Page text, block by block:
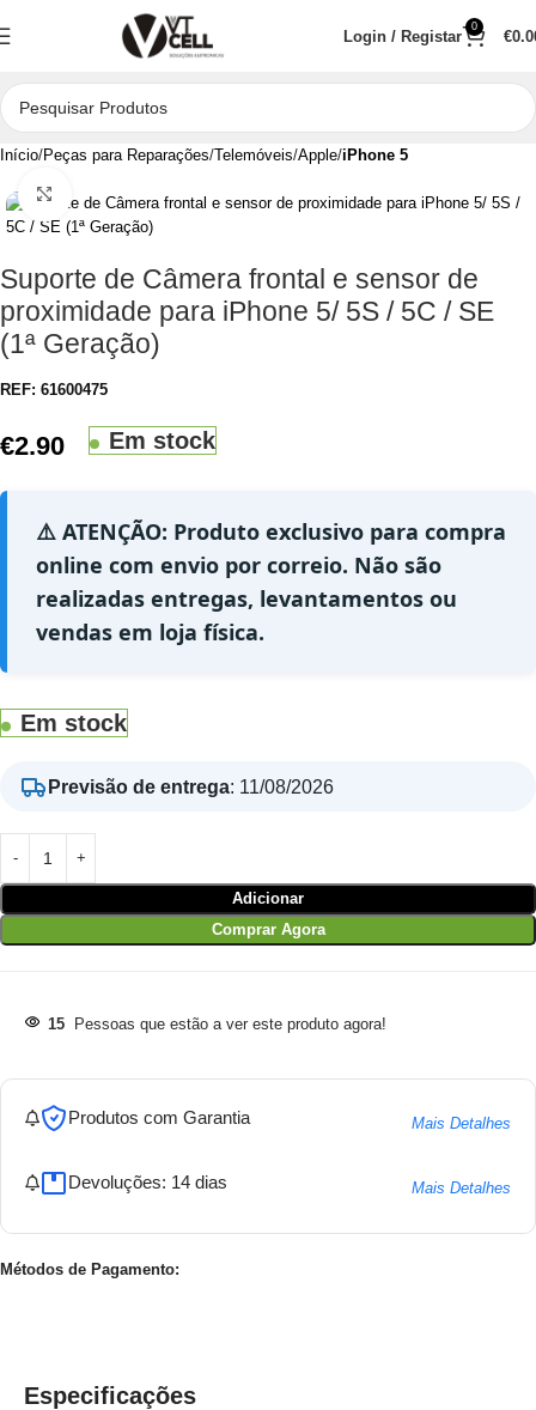
Login / Registar
0
€
Início Peças para Reparações Telemóveis Apple iPhone 5
Clique para aumentar
Suporte de Câmera frontal e sensor de
proximidade para iPhone 5/ 5S / 5C / SE
(1ª Geração)
REF: 61600475
€2.90 Em stock
⚠️ ATENÇÃO: Produto exclusivo para compra
online com envio por correio. Não são
realizadas entregas, levantamentos ou
vendas em loja física.
Em stock
Previsão de entrega: 11/08/2026
Adicionar
Comprar Agora
15 Pessoas que estão a ver este produto agora!
Produtos com Garantia Mais Detalhes
Devoluções: 14 dias Mais Detalhes
Métodos de Pagamento:
Especificações